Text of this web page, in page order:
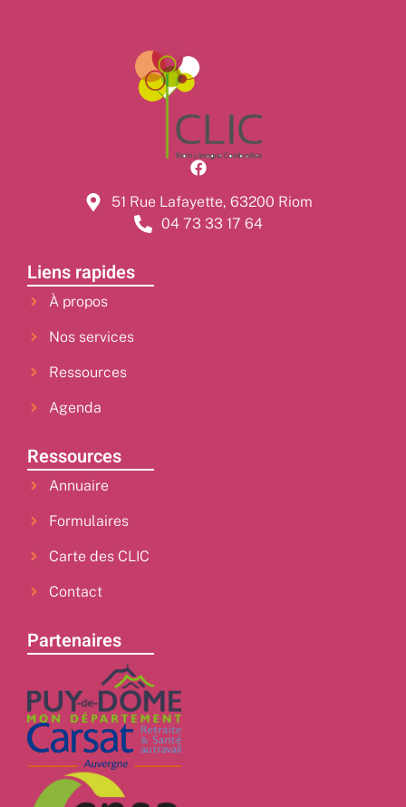
51 Rue Lafayette, 63200 Riom
04 73 33 17 64
Liens rapides
À propos
Nos services
Ressources
Agenda
Ressources
Annuaire
Formulaires
Carte des CLIC
Contact
Partenaires